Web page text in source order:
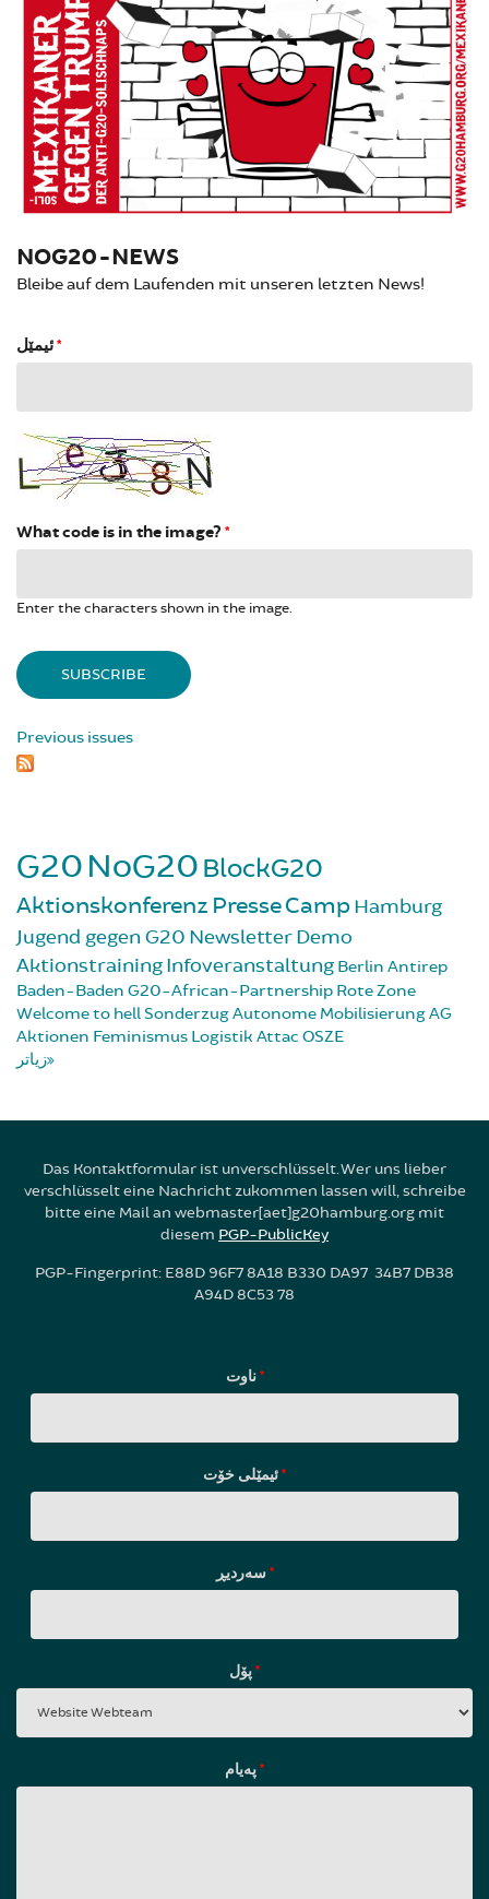
NOG20-NEWS
Bleibe auf dem Laufenden mit unseren letzten News!
*
What code is in the image? *
Enter the characters shown in the image.
Previous issues
G20NoG20 BlockG20
Aktionskonferenz PresseCampHamburg
Jugend gegen G20 NewsletterDemo
AktionstrainingInfoveranstaltung Berlin Antirep
Baden-Baden G20-African-Partnership Rote Zone
Welcome to hellSonderzugAutonome MobilisierungAG
Aktionen Feminismus Logistik Attac OSZE
زیاتر
Das Kontaktformular ist unverschlüsselt. Wer uns lieber
verschlüsselt eine Nachricht zukommen lassen will, schreibe
bitte eine Mail an webmaster[aet]g20hamburg.org mit
diesem PGP-PublicKey
PGP-Fingerprint: E88D 96F7 8A18 B330 DA97 34B7 DB38
A94D 8C53 78
ناوت*
*
سه‌ردیڕ*
*
*